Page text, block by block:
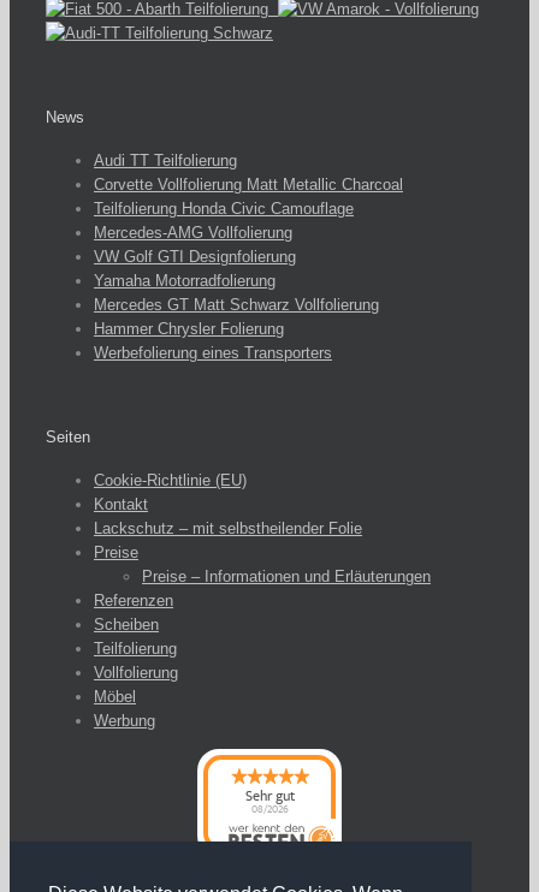
News
Audi TT Teilfolierung
Corvette Vollfolierung Matt Metallic Charcoal
Teilfolierung Honda Civic Camouflage
Mercedes-AMG Vollfolierung
VW Golf GTI Designfolierung
Yamaha Motorradfolierung
Mercedes GT Matt Schwarz Vollfolierung
Hammer Chrysler Folierung
Werbefolierung eines Transporters
Seiten
Cookie-Richtlinie (EU)
Kontakt
Lackschutz – mit selbstheilender Folie
Preise
Preise – Informationen und Erläuterungen
Referenzen
Scheiben
Teilfolierung
Vollfolierung
Möbel
Werbung
Sehr gut
08/2026